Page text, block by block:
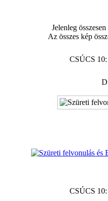
Jelenleg
Az összes kép
CSÚCS
CSÚCS